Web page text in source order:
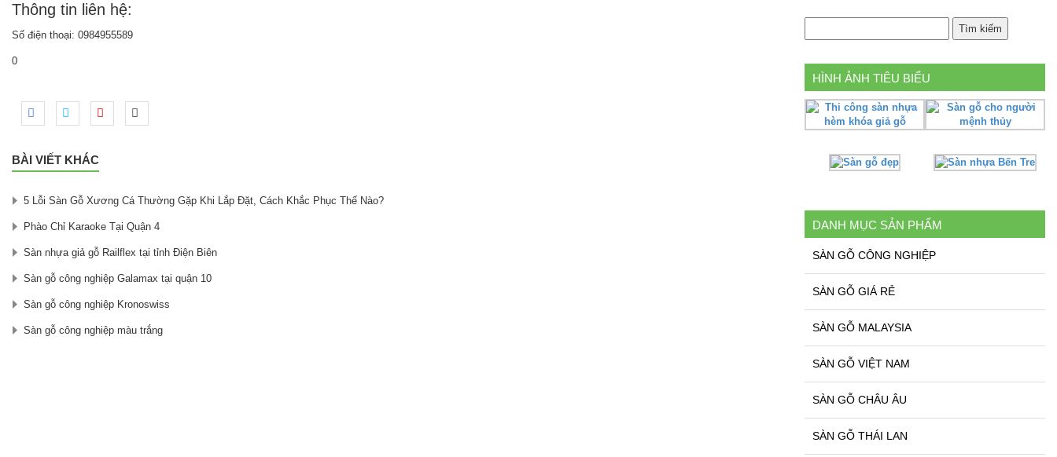
Thông tin liên hệ:
Số điện thoại: 0984955589
0
BÀI VIẾT KHÁC
5 Lỗi Sàn Gỗ Xương Cá Thường Gặp Khi Lắp Đặt, Cách Khắc Phục Thế Nào?
Phào Chỉ Karaoke Tại Quận 4
Sàn nhựa giả gỗ Railflex tại tỉnh Điện Biên
Sàn gỗ công nghiệp Galamax tại quận 10
Sàn gỗ công nghiệp Kronoswiss
Sàn gỗ công nghiệp màu trắng
HÌNH ẢNH TIÊU BIỂU
DANH MỤC SẢN PHẨM
SÀN GỖ CÔNG NGHIỆP
SÀN GỖ GIÁ RẺ
SÀN GỖ MALAYSIA
SÀN GỖ VIỆT NAM
SÀN GỖ CHÂU ÂU
SÀN GỖ THÁI LAN